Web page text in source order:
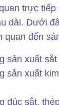
trực
dài. Dưới
quan đến
sản xuất
sản xuất
đúc sắt,